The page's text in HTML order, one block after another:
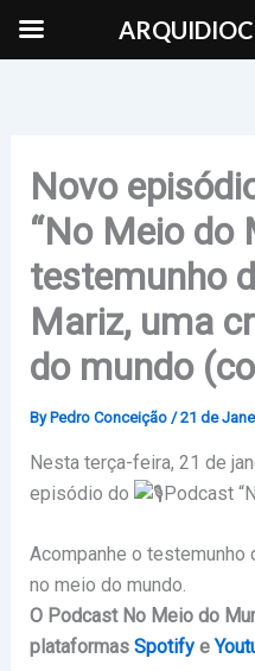
Novo
“No Meio do
testemunho
Mariz, uma
do mundo
By Pedro Conceição /21 de
Nesta terça-feira, 21 de
episódio do
Podcast
Acompanhe o testemunho
no meio do mundo.
O Podcast No Meio do
plataformasSpotifye